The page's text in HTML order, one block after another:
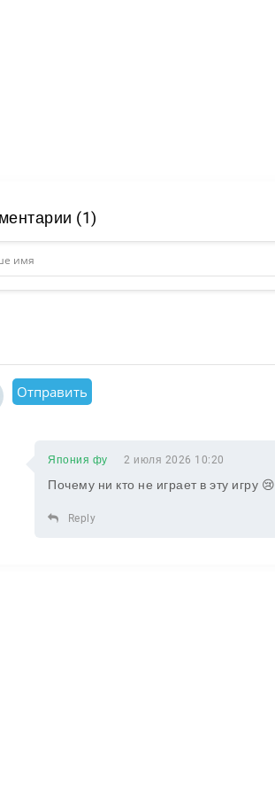
(1)
Отправить
Япония фу 2 июля 2026 10:20
Почему ни кто не играет в эту игру 😢
Reply